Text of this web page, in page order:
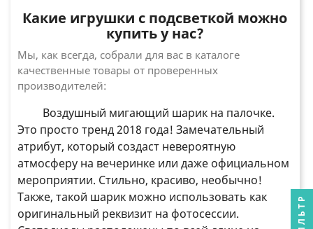
Какие игрушки с подсветкой можно
купить у нас?
Мы, как всегда, собрали для вас в каталоге
качественные товары от проверенных
производителей:
Воздушный мигающий шарик на палочке.
Это просто тренд 2018 года! Замечательный
атрибут, который создаст невероятную
атмосферу на вечеринке или даже официальном
мероприятии. Стильно, красиво, необычно!
Также, такой шарик можно использовать как
оригинальный реквизит на фотосессии.
ФИЛЬТР